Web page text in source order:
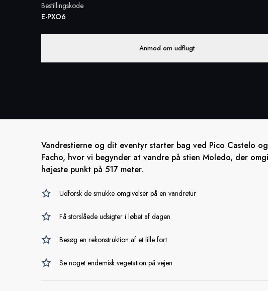
Bestillingskode
E-PXO6
Anmod om udflugt
Vandrestierne og dit eventyr starter bag ved Pico Castelo
Facho, hvor vi begynder at vandre på stien Moledo, der
højeste punkt på 517 meter.
Udforsk de smukke omgivelser på en vandretur
Få storslåede udsigter i løbet af dagen
Besøg en rekonstruktion af et lille fort
Se noget endemisk vegetation på vejen